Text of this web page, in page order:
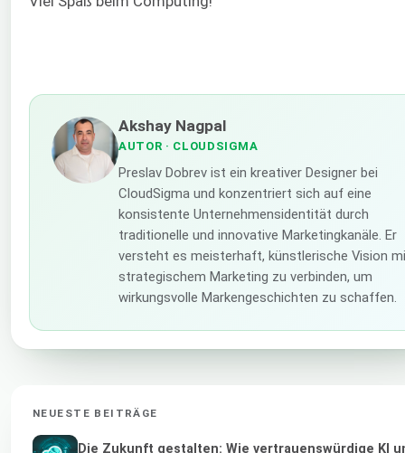
Akshay Nagpal
AUTOR · CLOUDSIGMA
Preslav Dobrev ist ein kreativer Designer bei
CloudSigma und konzentriert sich auf eine
konsistente Unternehmensidentität durch
traditionelle und innovative Marketingkanäle. Er
versteht es meisterhaft, künstlerische Vision
strategischem Marketing zu verbinden, um
wirkungsvolle Markengeschichten zu schaffen.
NEUESTE BEITRÄGE
Die Zukunft gestalten: Wie vertrauenswürdige KI